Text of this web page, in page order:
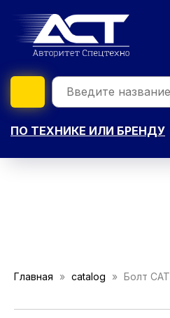
ПО ТЕХНИКЕ ИЛИ БРЕНДУ
Главная catalog Болт CAT